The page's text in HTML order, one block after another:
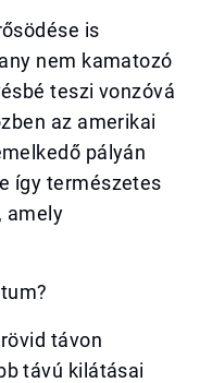
is
nem kamatozó
teszi vonzóvá
az amerikai
pályán
így természetes
amely
távon
távú kilátásai